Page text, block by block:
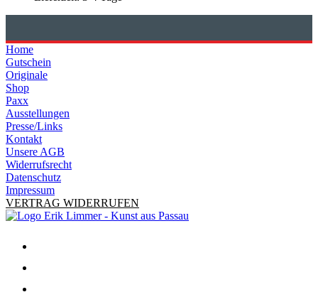
Home
Gutschein
Originale
Shop
Paxx
Ausstellungen
Presse/Links
Kontakt
Unsere AGB
Widerrufsrecht
Datenschutz
Impressum
VERTRAG WIDERRUFEN